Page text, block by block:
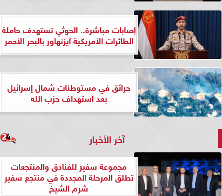
إصابات مباشرة.. الحوثي تستهدف حاملة
الطائرات الأمريكية آيزنهاور بالبحر الأحمر
حرائق في مستوطنات شمال إسرائيل
بعد استهداف حزب الله
آخر الأخبار
مجموعة سفير للفنادق والمنتجعات
تطلق المرحلة المجددة في منتجع سفير
شرم الشيخ